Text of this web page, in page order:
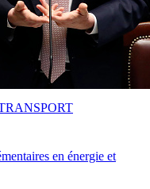
en énergie et